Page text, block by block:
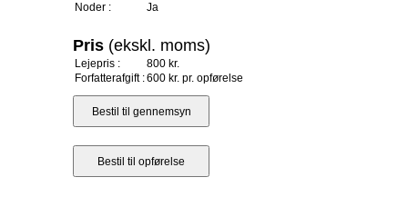
Noder :
Ja
Pris (ekskl. moms)
Lejepris :
800 kr.
Forfatterafgift :600 kr. pr. opførelse